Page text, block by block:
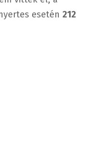
esetén 212